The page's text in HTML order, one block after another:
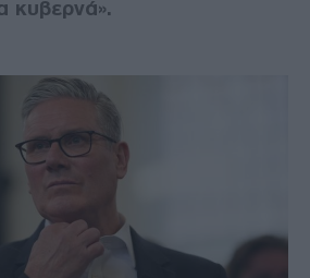
κυβερνά».